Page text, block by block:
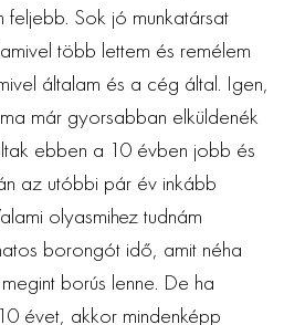
Sok jó munkatársat
több lettem és remélem
általam és a cég által. Igen,
már gyorsabban elküldenék
ebben a 10 évben jobb és
az utóbbi pár év inkább
olyasmihez tudnám
borongót idő, amit néha
borús lenne. De ha
évet, akkor mindenképp